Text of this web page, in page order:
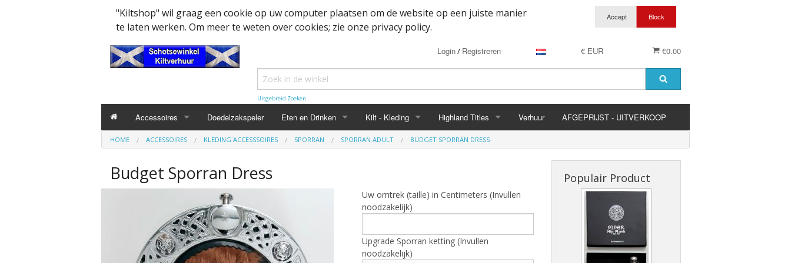
"Kiltshop" wil graag een cookie op uw computer plaatsen om de website op een juiste manier
te laten werken. Om meer te weten over cookies; zie onze privacy policy.
€0.00
€ EUR
Login/ Registreren
Uitgebreid Zoeken
Accessoires
Kleding accesssoiresBelt
MacPowder accessoires
Buckle
Cap Badges
Flashes
Collector items en CuriosaCap Badges Oud
Militairy Collector items
Wapenschild
Doedelzak - Piper - muziek benodigdheden
Mondkapjes
Doedelzakspeler Eten en Drinken
Haggis
Kilt - Kleding
Belted kilt - Great kilt
Cape
Jacket
Highland Titles
Highland Titles accessoires
Verhuur AFGEPRIJST - UITVERKOOP
HOME ACCESSOIRES KLEDING ACCESSSOIRES SPORRAN SPORRAN ADULT BUDGET SPORRAN DRESS
Budget Sporran Dress
Uw omtrek (taille) in Centimeters (Invullen
noodzakelijk)
Upgrade Sporran ketting (Invullen
noodzakelijk)
Populair Product